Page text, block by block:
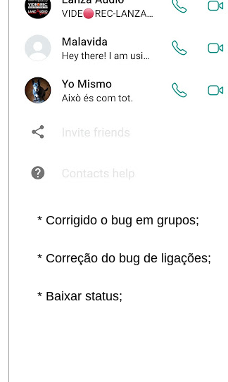
* Corrigido o bug em grupos;
* Correção do bug de ligações;
* Baixar status;